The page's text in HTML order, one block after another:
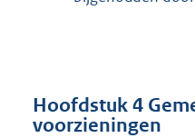
Hoofdstuk 4
voorzieningen